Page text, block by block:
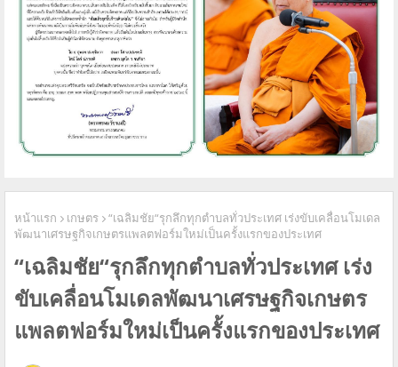
หน้าแรก เกษตร
“เฉลิมชัย“รุกลึกทุกตำบลทั่วประเทศ เร่งขับเคลื่อนโมเดล
พัฒนาเศรษฐกิจเกษตรแพลตฟอร์มใหม่เป็นครั้งแรกของประเทศ
“เฉลิมชัย“รุกลึกทุกตำบลทั่วประเทศ เร่ง
ขับเคลื่อนโมเดลพัฒนาเศรษฐกิจเกษตร
แพลตฟอร์มใหม่เป็นครั้งแรกของประเทศ